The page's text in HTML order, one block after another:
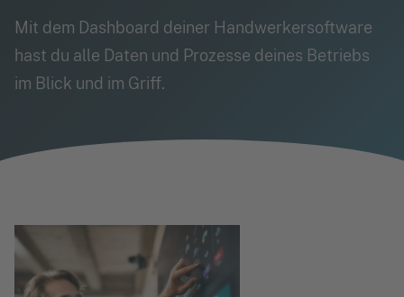
Mit dem Dashboard deiner Handwerkersoftware
hast du alle Daten und Prozesse deines Betriebs
im Blick und im Griff.